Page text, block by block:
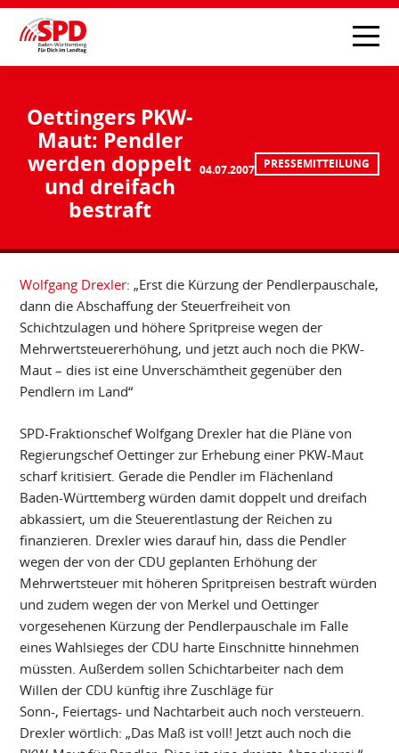
Oettingers PKW-
Maut: Pendler
werden doppelt
und dreifach
bestraft
04.07.2007 PRESSEMITTEILUNG
Wolfgang Drexler: „Erst die Kürzung der Pendlerpauschale,
dann die Abschaffung der Steuerfreiheit von
Schichtzulagen und höhere Spritpreise wegen der
Mehrwertsteuererhöhung, und jetzt auch noch die PKW-
Maut – dies ist eine Unverschämtheit gegenüber den
Pendlern im Land“
SPD-Fraktionschef Wolfgang Drexler hat die Pläne von
Regierungschef Oettinger zur Erhebung einer PKW-Maut
scharf kritisiert. Gerade die Pendler im Flächenland
Baden-Württemberg würden damit doppelt und dreifach
abkassiert, um die Steuerentlastung der Reichen zu
finanzieren. Drexler wies darauf hin, dass die Pendler
wegen der von der CDU geplanten Erhöhung der
Mehrwertsteuer mit höheren Spritpreisen bestraft würden
und zudem wegen der von Merkel und Oettinger
vorgesehenen Kürzung der Pendlerpauschale im Falle
eines Wahlsieges der CDU harte Einschnitte hinnehmen
müssten. Außerdem sollen Schichtarbeiter nach dem
Willen der CDU künftig ihre Zuschläge für
Sonn-, Feiertags- und Nachtarbeit auch noch versteuern.
Drexler wörtlich: „Das Maß ist voll! Jetzt auch noch die